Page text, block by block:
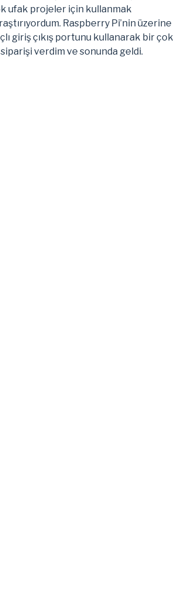
ufak projeler için kullanmak
Raspberry Pi’nin üzerine
giriş çıkış portunu kullanarak bir çok
verdim ve sonunda geldi.